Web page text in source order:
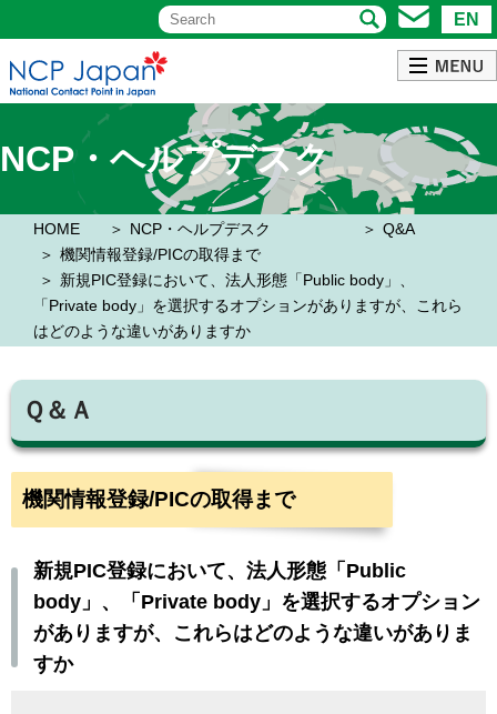
EN
NCP・ヘルプデスク
HOME NCP・ヘルプデスク
Q&A
機関情報登録/PICの取得まで
新規PIC登録において、法人形態「Public body」、
「Private body」を選択するオプションがありますが、これら
はどのような違いがありますか
Ｑ＆Ａ
機関情報登録/PICの取得まで
新規PIC登録において、法人形態「Public
body」、「Private body」を選択するオプション
がありますが、これらはどのような違いがありま
すか